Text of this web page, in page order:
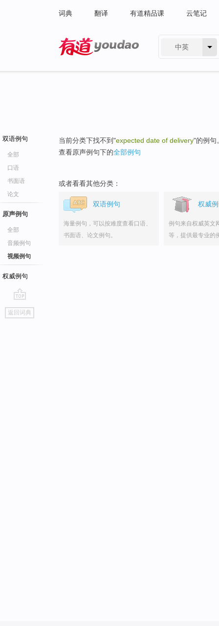
词典 翻译 有道精品课 云笔记
中英
双语例句
全部
口语
书面语
论文
原声例句
全部
音频例句
视频例句
权威例句
go
top
返回词典
当前分类下找不到"expected date of delivery"的例句
查看原声例句下的全部例句
或者看看其他分类：
双语例句
海量例句，可以按难度查看口语、
书面语、论文例句。
权威
例句来自权威英文
等，提供最专业的